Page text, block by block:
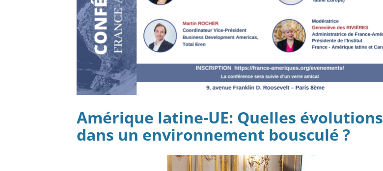
Amérique latine-UE: Quelles évolutions
dans un environnement bousculé ?